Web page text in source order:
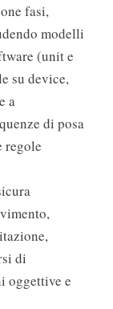
fasi,
modelli
(unit e
su device,
a
di posa
regole
di
oggettive e